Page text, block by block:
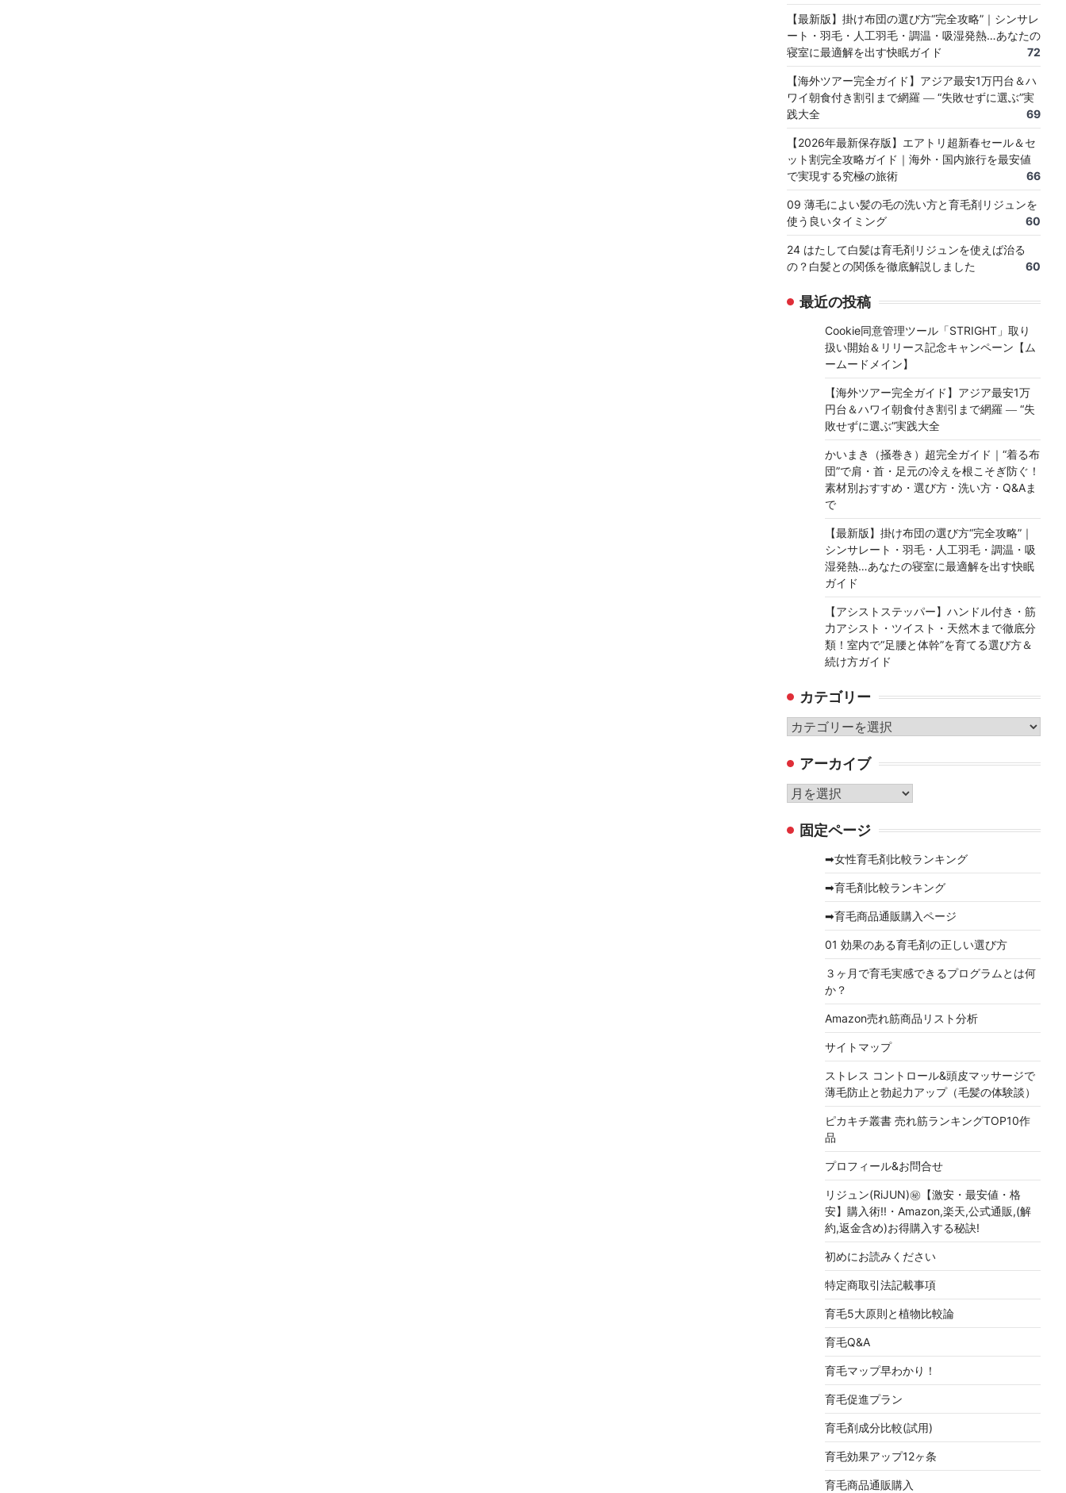
【最新版】掛け布団の選び方“完全攻略”｜シンサレ
ート・羽毛・人工羽毛・調温・吸湿発熱…あなたの
寝室に最適解を出す快眠ガイド
72
【海外ツアー完全ガイド】アジア最安1万円台＆ハ
ワイ朝食付き割引まで網羅 ― “失敗せずに選ぶ”実
践大全
69
【2026年最新保存版】エアトリ超新春セール＆セ
ット割完全攻略ガイド｜海外・国内旅行を最安値
で実現する究極の旅術
66
09 薄毛によい髪の毛の洗い方と育毛剤リジュンを
使う良いタイミング
60
24 はたして白髪は育毛剤リジュンを使えば治る
の？白髪との関係を徹底解説しました
60
最近の投稿
Cookie同意管理ツール「STRIGHT」取り
扱い開始＆リリース記念キャンペーン【ム
ームードメイン】
【海外ツアー完全ガイド】アジア最安1万
円台＆ハワイ朝食付き割引まで網羅 ― “失
敗せずに選ぶ”実践大全
かいまき（掻巻き）超完全ガイド｜“着る布
団”で肩・首・足元の冷えを根こそぎ防ぐ！
素材別おすすめ・選び方・洗い方・Q&Aま
で
【最新版】掛け布団の選び方“完全攻略”｜
シンサレート・羽毛・人工羽毛・調温・吸
湿発熱…あなたの寝室に最適解を出す快眠
ガイド
【アシストステッパー】ハンドル付き・筋
力アシスト・ツイスト・天然木まで徹底分
類！室内で“足腰と体幹”を育てる選び方＆
続け方ガイド
カテゴリー
カ
ゴ
リ
ー
アーカイブ
ア
カ 固定ページ
➡女性育毛剤比較ランキング
➡育毛剤比較ランキング
➡育毛商品通販購入ページ
01 効果のある育毛剤の正しい選び方
３ヶ月で育毛実感できるプログラムとは何
か？
Amazon売れ筋商品リスト分析
サイトマップ
ストレス コントロール&頭皮マッサージで
薄毛防止と勃起力アップ（毛髪の体験談）
ピカキチ叢書 売れ筋ランキングTOP10作
品
プロフィール&お問合せ
リジュン(RiJUN)㊙【激安・最安値・格
安】購入術!!・Amazon,楽天,公式通販,(解
約,返金含め)お得購入する秘訣!
初めにお読みください
特定商取引法記載事項
育毛5大原則と植物比較論
育毛Q&A
育毛マップ早わかり！
育毛促進プラン
育毛剤成分比較(試用)
育毛効果アップ12ヶ条
育毛商品通販購入